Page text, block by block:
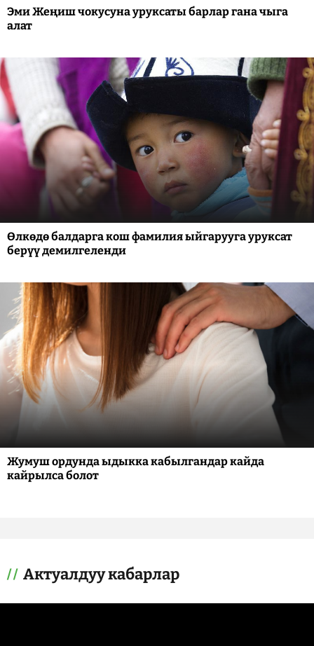
Эми Жеңиш чокусуна уруксаты барлар гана чыга
алат
Өлкөдө балдарга кош фамилия ыйгарууга уруксат
берүү демилгеленди
Жумуш ордунда ыдыкка кабылгандар кайда
кайрылса болот
Актуалдуу кабарлар